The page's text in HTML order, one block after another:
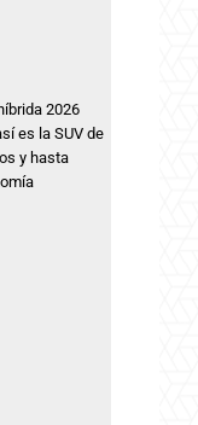
2026
es la SUV de
y hasta